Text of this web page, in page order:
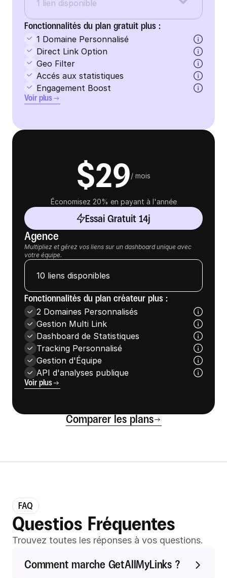
1 lien disponible
Fonctionnalités du plan gratuit plus :
1 Domaine Personnalisé
Direct Link Option
Geo Filter
Accés aux statistiques
Engagement Boost
Voir plus
$29/ mois
Économisez 20% en payant à l'année
Essai Gratuit 14j
Agence
Multipliez et gérez vos liens sur un dashboard unique avec
votre équipe.
10 liens disponibles
Fonctionnalités du plan créateur plus :
2 Domaines Personnalisés
Gestion Multi Link
Dashboard de Statistiques
Tracking Personnalisé
Gestion d'Équipe
API d'analyses publique
Voir plus
Comparer les plans
FAQ
Questios Fréquentes
Trouvez toutes les réponses à vos questions.
Comment marche GetAllMyLinks ?